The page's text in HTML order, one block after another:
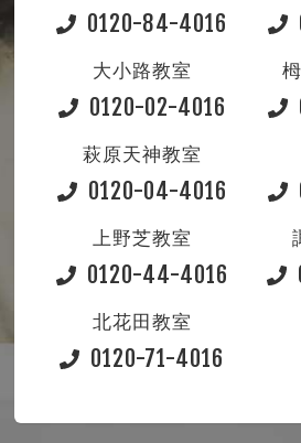
0120-84-4016
大小路教室
0120-02-4016
萩原天神教室
0120-04-4016
上野芝教室
0120-44-4016
北花田教室
0120-71-4016